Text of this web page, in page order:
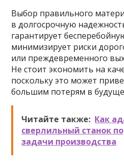
Выбор правильного
в долгосрочную
гарантирует
минимизирует риски
или преждевременного
Не стоит экономить на
поскольку это может
большим потерям в
Читайте также: Как
сверлильный станок
задачи производства